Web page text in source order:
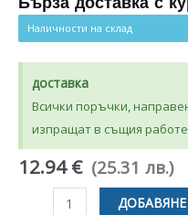
Бърза доставка с
Наличности на склад
доставка
Всички поръчки,
изпращат в същия
12.94 € (25.31 лв.)
количество